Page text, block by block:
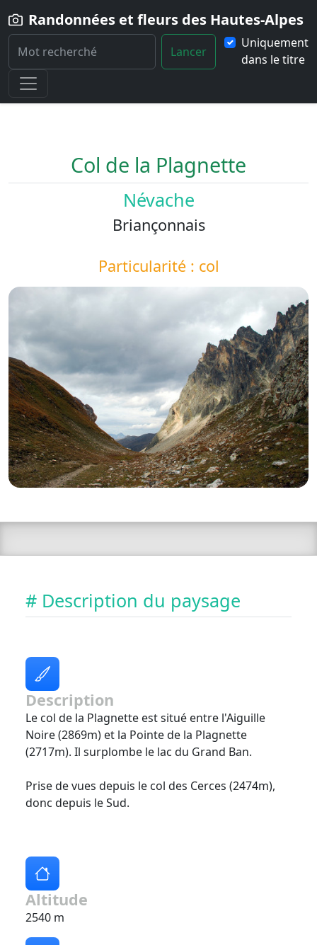
Randonnées et fleurs des Hautes-Alpes
Lancer
Uniquement
dans le titre
Home
Paysage Col-de-la-Plagnette
Col de la Plagnette
Névache
Briançonnais
Particularité : col
# Description du paysage
Description
Le col de la Plagnette est situé entre l'Aiguille
Noire (2869m) et la Pointe de la Plagnette
(2717m). Il surplombe le lac du Grand Ban.
Prise de vues depuis le col des Cerces (2474m),
donc depuis le Sud.
Altitude
2540 m